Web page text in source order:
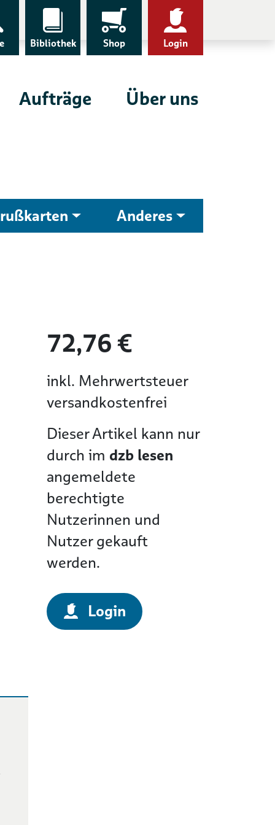
Bibliothek Shop Login
Aufträge Über uns
Anderes
72,76 €
inkl. Mehrwertsteuer
versandkostenfrei
Dieser Artikel kann nur
durch im dzb lesen
angemeldete
berechtigte
Nutzerinnen und
Nutzer gekauft
werden.
Login